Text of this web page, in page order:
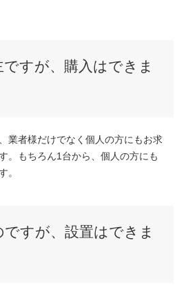
すが、購入はできま
業者様だけでなく個人の方にもお求
。もちろん1台から、個人の方にも
。
ですが、設置はできま